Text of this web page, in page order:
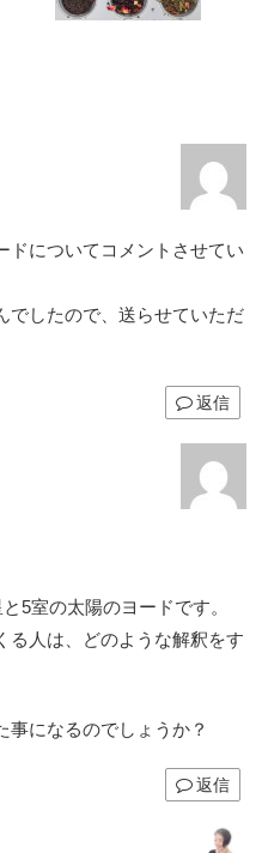
ドについてコメントさせてい
でしたので、送らせていただ
返信
5室の太陽のヨードです。
る人は、どのような解釈をす
事になるのでしょうか？
返信